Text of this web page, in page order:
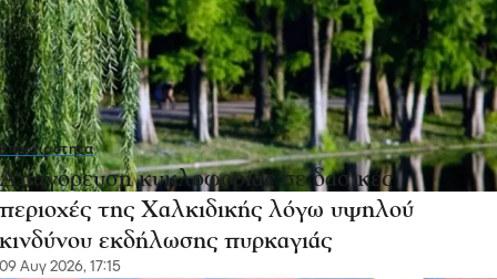
Επικαιρότητα
Απαγόρευση κυκλοφορίας σε δασικές
περιοχές της Χαλκιδικής λόγω υψηλού
κινδύνου εκδήλωσης πυρκαγιάς
09 Αυγ 2026, 17:15